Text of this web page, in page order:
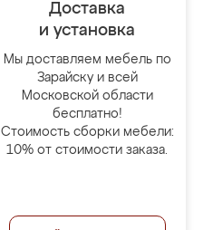
Доставка
и установка
Мы доставляем мебель по
Зарайску и всей
Московской области
бесплатно!
Стоимость сборки мебели:
10% от стоимости заказа.